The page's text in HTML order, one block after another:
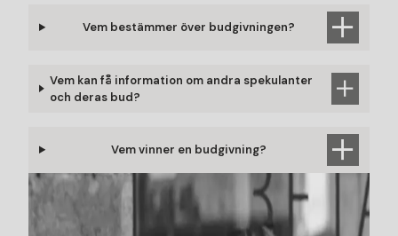
Vem bestämmer över budgivningen?
Vem kan få information om andra spekulanter
och deras bud?
Vem vinner en budgivning?